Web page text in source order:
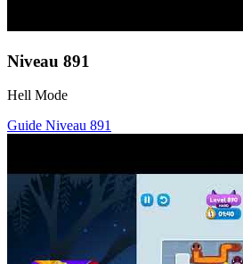
Niveau 891
Hell Mode
Guide Niveau 891